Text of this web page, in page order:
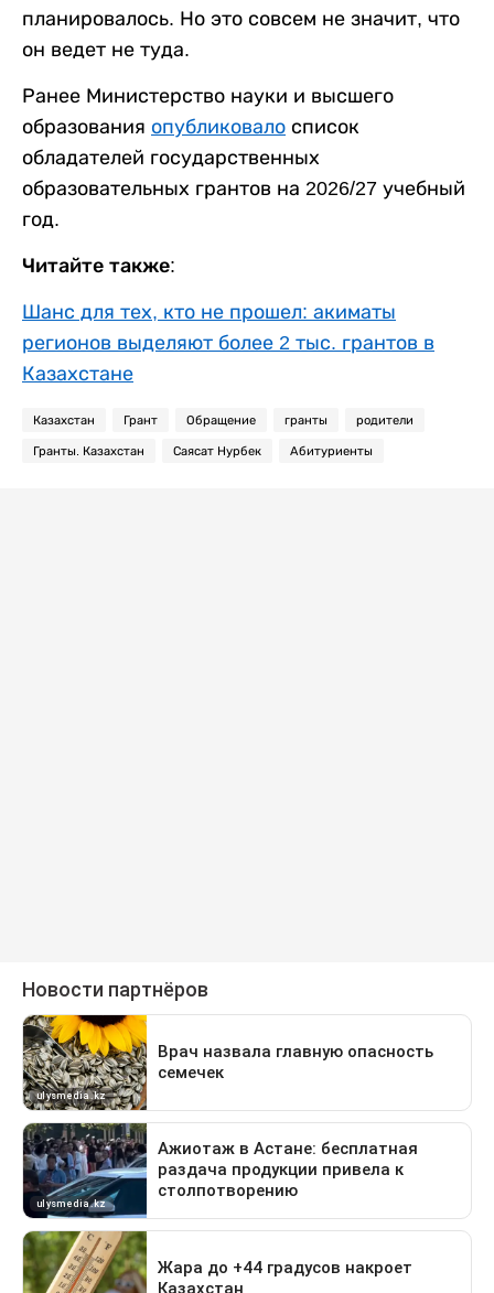
планировалось. Но это совсем не значит, что
он ведет не туда.
Ранее Министерство науки и высшего
образования опубликовало список
обладателей государственных
образовательных грантов на 2026/27 учебный
год.
Читайте также:
Шанс для тех, кто не прошел: акиматы
регионов выделяют более 2 тыс. грантов в
Казахстане
Казахстан Грант Обращение гранты родители
Гранты. Казахстан Саясат Нурбек Абитуриенты